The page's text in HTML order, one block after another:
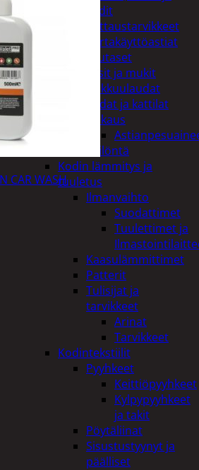
sudit
Kattaustarvikkeet
Kertakäyttöastiat
Lautaset
Lasit ja mukit
Leikkuulaudat
Padat ja kattilat
Tiskaus
Säilöntä
Kodin lämmitys ja
tuuletus
Ilmanvaihto
Suodattimet
Tuulettimet ja
Kaasulämmittimet
Patterit
Tulisijat ja
tarvikkeet
Arinat
Tarvikkeet
Kodintekstiilit
Pyyhkeet
Keittiöpyyhkeet
Kylpypyyhkeet
ja takit
Pöytäliinat
Sisustustyynyt ja
päälliset
CAR WASH